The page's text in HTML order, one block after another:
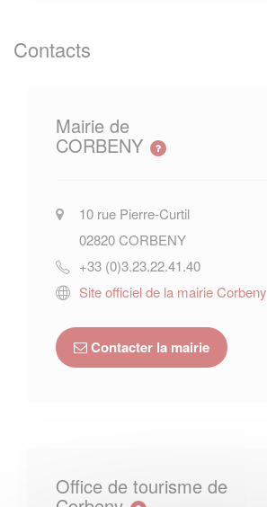
Contacts
Mairie de
CORBENY
10 rue Pierre-Curtil
02820CORBENY
+33 (0)3.23.22.41.40
Site officiel de la mairie Corbeny
Contacter la mairie
Office de tourisme de